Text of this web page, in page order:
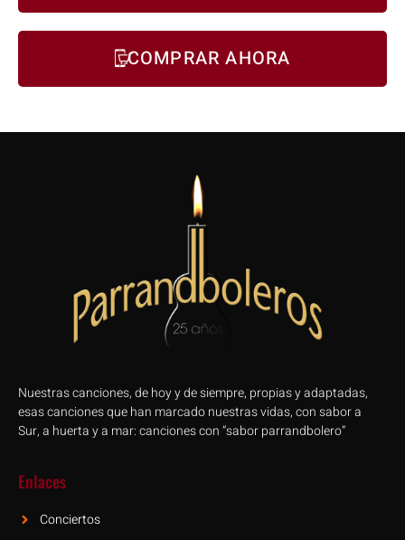
COMPRAR AHORA
Nuestras canciones, de hoy y de siempre, propias y adaptadas,
esas canciones que han marcado nuestras vidas, con sabor a
Sur, a huerta y a mar: canciones con “sabor parrandbolero”
Enlaces
Conciertos